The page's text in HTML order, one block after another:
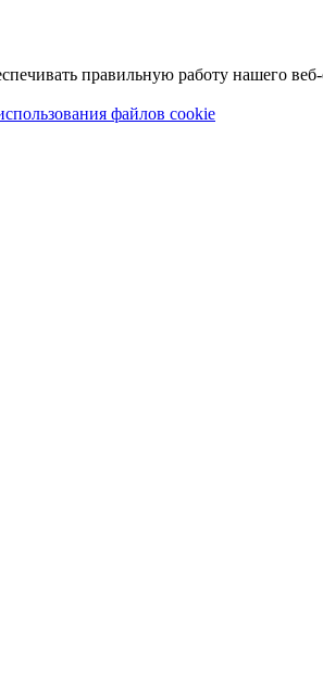
правильную работу нашего веб-
файлов cookie